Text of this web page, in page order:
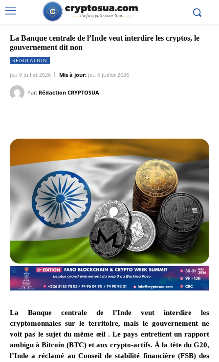
La Banque centrale de l’Inde veut interdire les cryptos, le
gouvernement dit non
RÉGULATION
jeu 9 juillet 2026 Mis à jour: jeu 9 juillet 2026
Par: Rédaction CRYPTOSUA
La Banque centrale de l’Inde veut interdire les
cryptomonnaies sur le territoire, mais le gouvernement ne
voit pas le sujet du même œil . Le pays entretient un rapport
ambigu à Bitcoin (BTC) et aux crypto-actifs. À la tête du G20,
l’Inde a réclamé au Conseil de stabilité financière (FSB) des